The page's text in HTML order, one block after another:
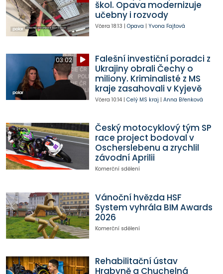
škol. Opava modernizuje
učebny i rozvody
Včera 18:13 | Opava | Yvona Fajtová
03:02
Falešní investiční poradci z
Ukrajiny obrali Čechy o
miliony. Kriminalisté z MS
kraje zasahovali v Kyjevě
Včera 10:14| Celý MS kraj | Anna Břenková
Český motocyklový tým SP
race project bodoval v
Oscherslebenu a zrychlil
závodní Aprilii
Komerční sdělení
Vánoční hvězda HSF
System vyhrála BIM Awards
2026
Komerční sdělení
Rehabilitační ústav
Hrabyně a Chuchelná